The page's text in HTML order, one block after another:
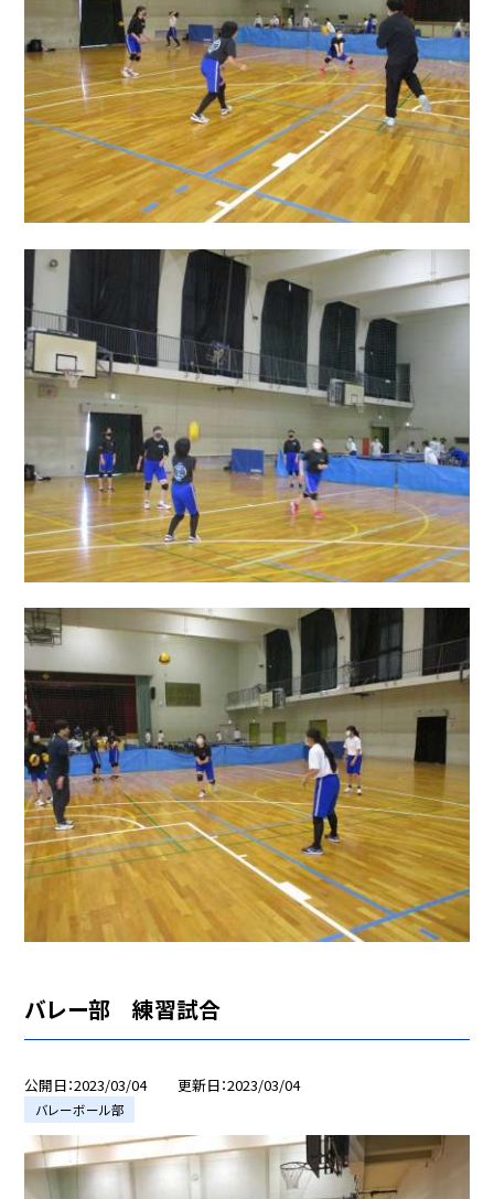
バレー部 練習試合
公開日 2023/03/04 更新日 2023/03/04
バレーボール部